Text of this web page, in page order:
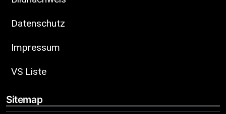
Datenschutz
Impressum
VS Liste
Sitemap